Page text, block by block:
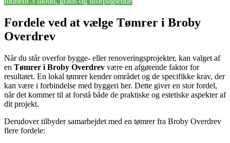
Fordele ved at vælge Tømrer i Broby
Overdrev
Når du står overfor bygge- eller renoveringsprojekter, kan valget af
en Tømrer i Broby Overdrev være en afgørende faktor for
resultatet. En lokal tømrer kender området og de specifikke krav, der
kan være i forbindelse med byggeri her. Dette giver en stor fordel,
når det kommer til at forstå både de praktiske og estetiske aspekter af
dit projekt.
Derudover tilbyder samarbejdet med en tømrer fra Broby Overdrev
flere fordele: